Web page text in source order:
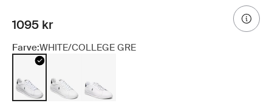
1095 kr
Farve:WHITE/COLLEGE GRE